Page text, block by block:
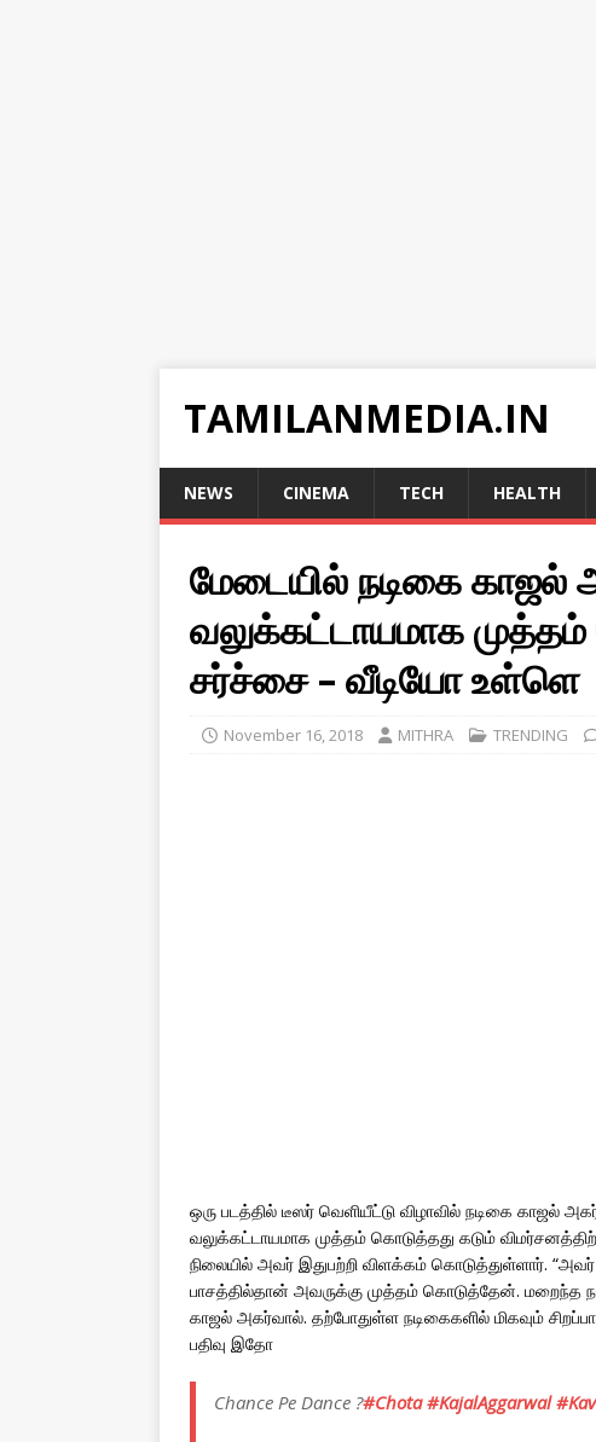
TAMILANMEDIA.IN
NEWS CINEMA TECH HEALTH
மேடையில் நடிகை காஜல்
வலுக்கட்டாயமாக
சர்ச்சை – வீடியோ உள்ளெ
November 16, 2018 MITHRA TRENDING
ஒரு படத்தில் டீஸர் வெளியீட்டு விழாவில் நடிகை காஜல்
வலுக்கட்டாயமாக முத்தம் கொடுத்தது கடும்
நிலையில் அவர் இதுபற்றி விளக்கம் கொடுத்துள்ளார்.
பாசத்தில்தான் அவருக்கு முத்தம் கொடுத்தேன். மறைந்த
காஜல் அகர்வால். தற்போதுள்ள நடிகைகளில் மிகவும்
பதிவு இதோ
Chance Pe Dance ?#Chota #KajalAggarwal